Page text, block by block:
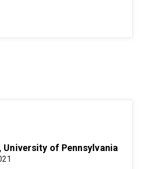
of Pennsylvania